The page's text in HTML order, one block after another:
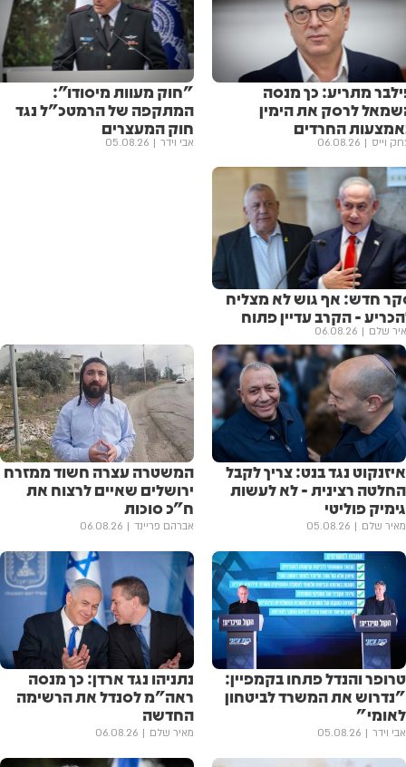
מתריע: כך מנסה
לרסק את הימין
החרדים
וייס 06.08.26
"חוק מעוות מיסודו":
המתקפה של הרמטכ"ל נגד
חוק המעצרים
אבי וידר 05.08.26
חדש: אף גוש לא מצליח
- הקרב עדיין פתוח
שלם 06.08.26
איזנקוט נגד בנט: צריך לקבל
החלטה רצינית - לא לעשות
גימיק פוליטי
מאיר שלם 05.08.26
המשטרה עצרה חשוד ממזרח
ירושלים שאיים לרצוח את
ח"כ סוכות
אברהם פריינד 06.08.26
טרופר והנדל פתחו בקמפיין:
"נדרוש את המשרד לביטחון
לאומי"
אבי וידר 05.08.26
נתניהו נגד ארדן: כך מנסה
ראה"מ לסנדל את הרשימה
החדשה
מאיר שלם 06.08.26